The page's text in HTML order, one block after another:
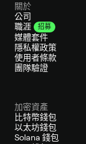
關於
公司
職涯
招募
媒體套件
隱私權政策
使用者條款
團隊驗證
加密資產
比特幣錢包
以太坊錢包
Solana 錢包